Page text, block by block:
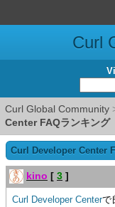
Curl
Curl Global Community
Center FAQランキング
Curl Developer Center
kino [ 3 ]
Curl Developer Centerで